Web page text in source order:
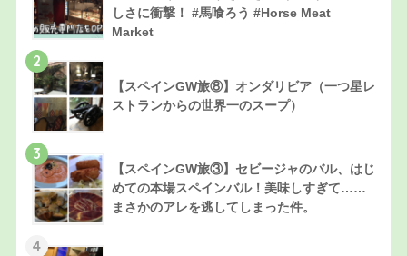
しさに衝撃！ #馬喰ろう #Horse Meat
Market
2
【スペインGW旅⑧】オンダリビア（一つ星レ
ストランからの世界一のスープ）
3
【スペインGW旅③】セビージャのバル、はじ
めての本場スペインバル！美味しすぎて……
まさかのアレを逃してしまった件。
4